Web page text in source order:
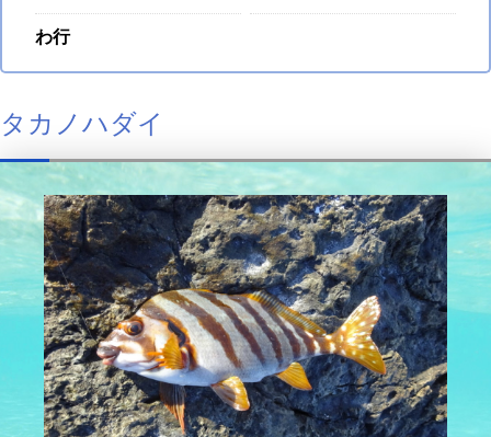
わ行
タカノハダイ